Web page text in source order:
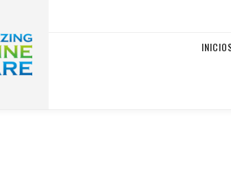
INICIO